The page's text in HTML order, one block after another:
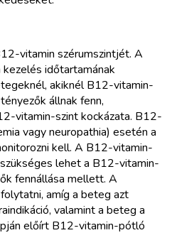
vitamin szérumszintjét. A
időtartamának
akiknél B12-vitamin-
állnak fenn,
vitamin-szint kockázata. B12-
vagy neuropathia) esetén a
kell. A B12-vitamin-
lehet a B12-vitamin-
fennállása mellett. A
amíg a beteg azt
valamint a beteg a
előírt B12-vitamin-pótló